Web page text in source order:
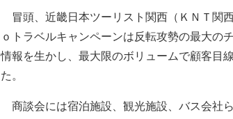
冒頭、近畿日本ツーリスト関西（ＫＮＴ関
ｏトラベルキャンペーンは反転攻勢の最大の
情報を生かし、最大限のボリュームで顧客目
た。
商談会には宿泊施設、観光施設、バス会社